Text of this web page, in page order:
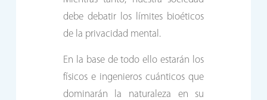
debe debatir los límites bioéticos
de la privacidad mental.
En la base de todo ello estarán los
físicos e ingenieros cuánticos que
dominarán la naturaleza en su